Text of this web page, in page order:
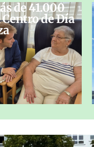
de 41.000
de Día